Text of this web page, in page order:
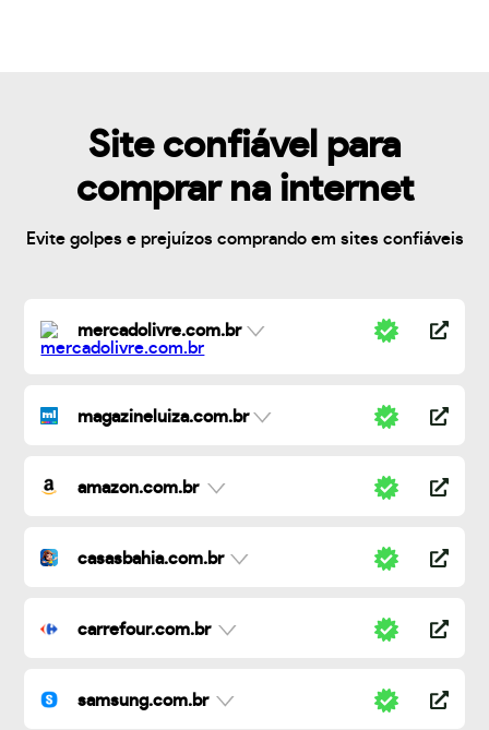
Site confiável para
comprar na internet
Evite golpes e prejuízos comprando em sites confiáveis
mercadolivre.com.br
magazineluiza.com.br
amazon.com.br
casasbahia.com.br
carrefour.com.br
samsung.com.br